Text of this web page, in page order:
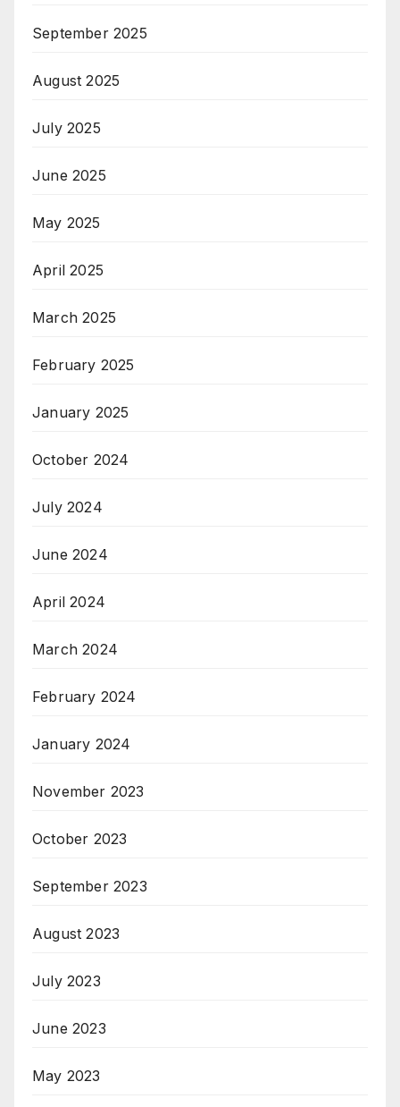
September 2025
August 2025
July 2025
June 2025
May 2025
April 2025
March 2025
February 2025
January 2025
October 2024
July 2024
June 2024
April 2024
March 2024
February 2024
January 2024
November 2023
October 2023
September 2023
August 2023
July 2023
June 2023
May 2023